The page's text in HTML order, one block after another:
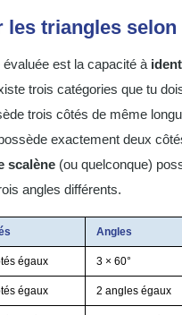
les triangles
est la capacité à
trois catégories que tu
trois côtés de même
exactement deux
scalène (ou quelconque)
angles différents.
Angles
égaux 3 × 60°
égaux 2 angles égaux